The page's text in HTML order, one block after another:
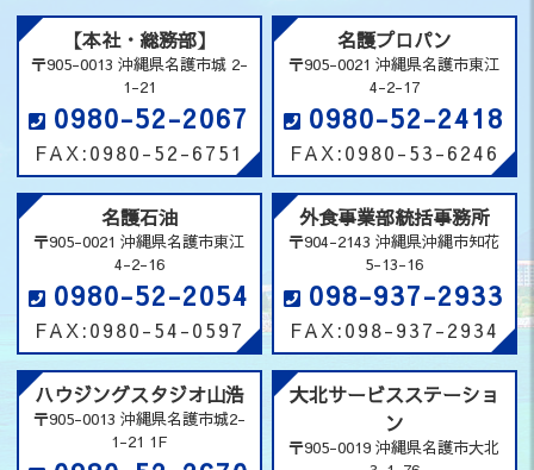
【本社・総務部】
〒905-0013 沖縄県名護市城 2-
1-21
0980-52-2067
FAX:0980-52-6751
名護プロパン
〒905-0021 沖縄県名護市東江
4-2-17
0980-52-2418
FAX:0980-53-6246
名護石油
〒905-0021 沖縄県名護市東江
4-2-16
0980-52-2054
FAX:0980-54-0597
外食事業部統括事務所
〒904-2143 沖縄県沖縄市知花
5-13-16
098-937-2933
FAX:098-937-2934
ハウジングスタジオ山浩
〒905-0013 沖縄県名護市城2-
1-21 1F
大北サービスステーショ
ン
〒905-0019 沖縄県名護市大北